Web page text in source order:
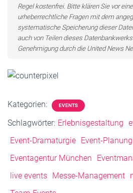
Regel kostenfrei. Bitte klären Sie vor
urheberrechtliche Fragen mit dem
systematische Speicherung dieser
auch von Teilen dieses
Genehmigung durch die United News
Kategorien: EVENTS
Schlagwörter: Erlebnisgestaltung
Event-Dramaturgie
Event-Planung
Eventagentur München
live events
Messe-Management